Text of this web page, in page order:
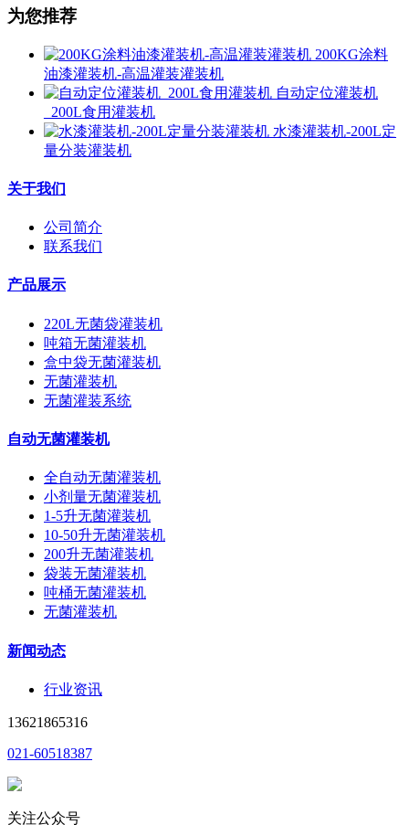
为您推荐
200KG涂料
油漆灌装机-高温灌装灌装机
自动定位灌装机
_200L食用灌装机
水漆灌装机-200L定
量分装灌装机
关于我们
公司简介
联系我们
产品展示
220L无菌袋灌装机
吨箱无菌灌装机
盒中袋无菌灌装机
无菌灌装机
无菌灌装系统
自动无菌灌装机
全自动无菌灌装机
小剂量无菌灌装机
1-5升无菌灌装机
10-50升无菌灌装机
200升无菌灌装机
袋装无菌灌装机
吨桶无菌灌装机
无菌灌装机
新闻动态
行业资讯
13621865316
021-60518387
关注公众号